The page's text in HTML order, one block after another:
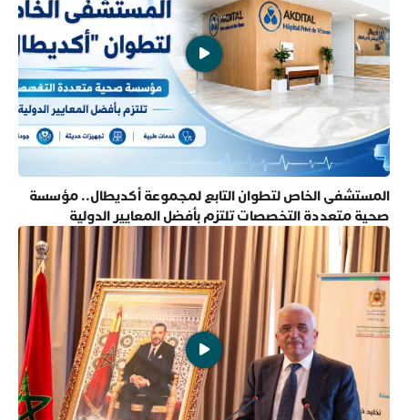
المستشفى الخاص لتطوان التابع لمجموعة أكديطال.. مؤسسة
صحية متعددة التخصصات تلتزم بأفضل المعايير الدولية